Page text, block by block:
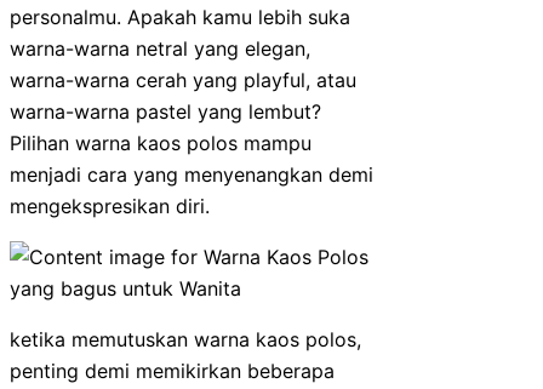
personalmu. Apakah kamu lebih suka
warna-warna netral yang elegan,
warna-warna cerah yang playful, atau
warna-warna pastel yang lembut?
Pilihan warna kaos polos mampu
menjadi cara yang menyenangkan demi
mengekspresikan diri.
ketika memutuskan warna kaos polos,
penting demi memikirkan beberapa